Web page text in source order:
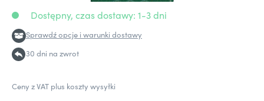
Dostępny, czas dostawy: 1-3 dni
Sprawdź opcje i warunki dostawy
30 dni na zwrot
Ceny z VAT plus koszty wysyłki